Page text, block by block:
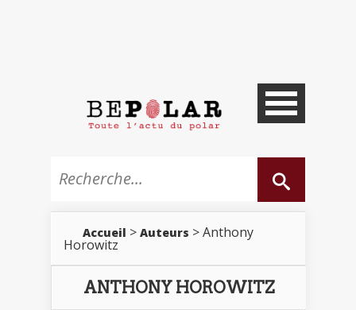
Accueil > Auteurs > Anthony
Horowitz
ANTHONY HOROWITZ